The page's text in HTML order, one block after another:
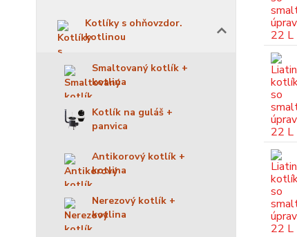
Kotlíky s ohňovzdor.
kotlinou
Smaltovaný kotlík +
kotlina
Kotlík na guláš +
panvica
Antikorový kotlík +
kotlina
Nerezový kotlík +
kotlina